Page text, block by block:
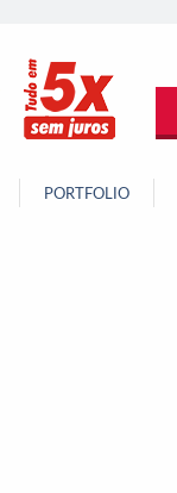
PORTFOLIO